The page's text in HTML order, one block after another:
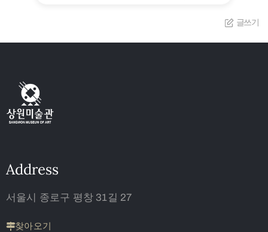
글쓰기
Address
서울시 종로구 평창 31길 27
찾아오기